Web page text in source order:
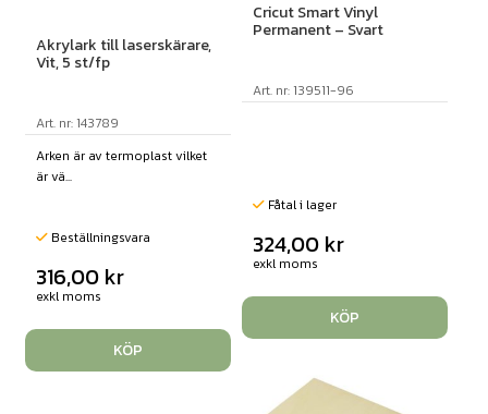
Akrylark till laserskärare,
Vit, 5 st/fp
Art. nr: 143789
Arken är av termoplast vilket
är vä...
Beställningsvara
316,00 kr
exkl moms
KÖP
Cricut Smart Vinyl
Permanent – Svart
Art. nr: 139511-96
Fåtal i lager
324,00 kr
exkl moms
KÖP